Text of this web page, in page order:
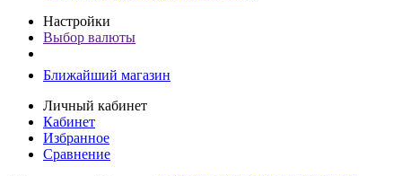
Настройки
Выбор валюты
Ближайший магазин
Личный кабинет
Кабинет
Избранное
Сравнение